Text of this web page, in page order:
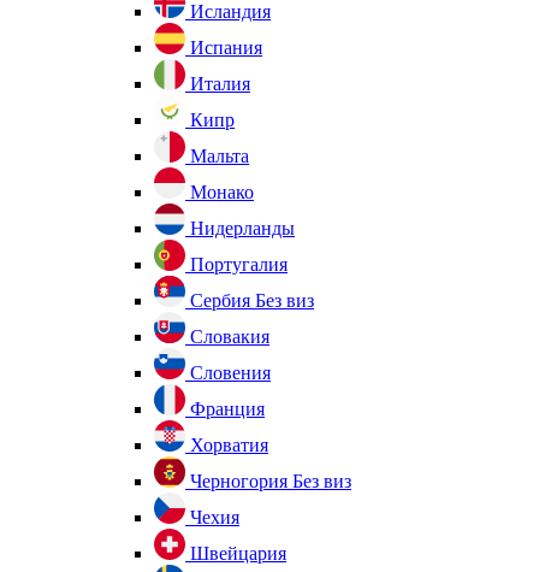
Исландия
Испания
Италия
Кипр
Мальта
Монако
Нидерланды
Португалия
Сербия Без виз
Словакия
Словения
Франция
Хорватия
Черногория Без виз
Чехия
Швейцария